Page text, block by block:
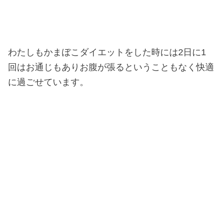
わたしもかまぼこダイエットをした時には2日に1
回はお通じもありお腹が張るということもなく快適
に過ごせています。